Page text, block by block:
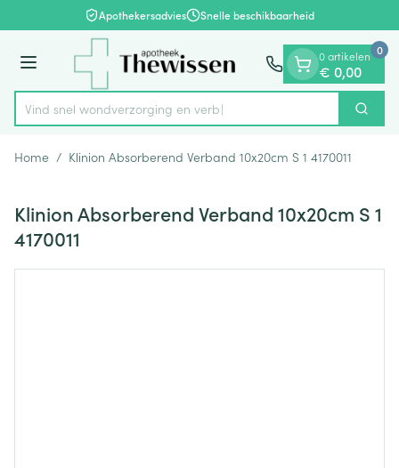
Ga naar de inhoudApothekersadvies Snelle beschikbaarheid
Menu
Product, merk, categorie...
Vind snel wondverzorging Zoek
0 artikelen
€ 0,00
0
Home / Klinion Absorberend Verband 10x20cm S 1 4170011
Klinion Absorberend Verband 10x20cm S 1
4170011